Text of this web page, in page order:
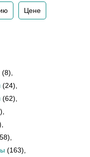
Цене
(8)
(24)
(62)
(163)